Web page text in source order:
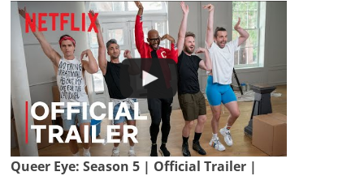
Queer Eye: Season 5 | Official Trailer |